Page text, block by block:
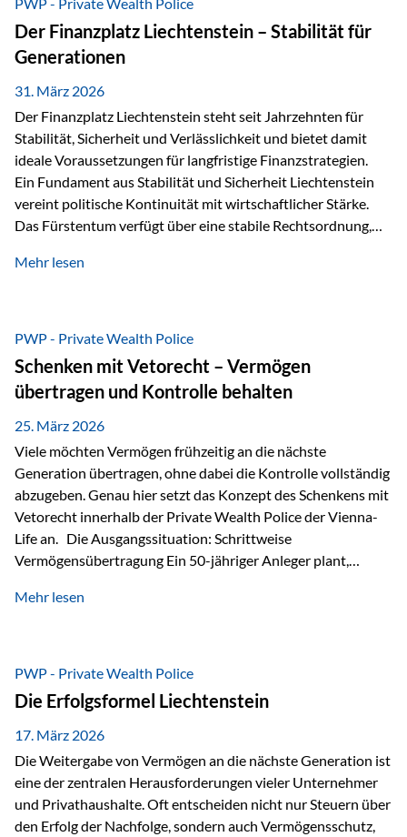
heißt das:Diese Gelder gehören im Konkursfall nicht zur
allgemeinen Konkursmasse, sondern werden ausschließlich
zur Erfüllung…
Der Finanzplatz Liechtenstein – Stabilität für
Generationen
31. März 2026
Der Finanzplatz Liechtenstein steht seit Jahrzehnten für
Stabilität, Sicherheit und Verlässlichkeit und bietet damit
ideale Voraussetzungen für langfristige Finanzstrategien.
Ein Fundament aus Stabilität und Sicherheit Liechtenstein
vereint politische Kontinuität mit wirtschaftlicher Stärke.
Das Fürstentum verfügt über eine stabile Rechtsordnung,
monarchischen Elementen basiert. Diese Struktur schafft
und Unternehmen. Ein wesentliches Merkmal ist die
Staatsfinanzierung: Liechtenstein weist keine
Staatsschulden auf, und der Schutz der wirtschaftlichen
Interessen der Bevölkerung ist in der Verfassung verankert.
Besonders hervorzuheben ist hierbei Artikel 14 der
liechtensteinischen Verfassung. Darin…
Mehr lesen
PWP - Private Wealth Police
Schenken mit Vetorecht – Vermögen
übertragen und Kontrolle behalten
25. März 2026
Viele möchten Vermögen frühzeitig an die nächste
Generation übertragen, ohne dabei die Kontrolle vollständig
abzugeben. Genau hier setzt das Konzept des Schenkens mit
Vetorecht innerhalb der Private Wealth Police der Vienna-
Life an. Die Ausgangssituation: Schrittweise
Vermögensübertragung Ein 50-jähriger Anleger plant,
der steuerliche Freibetrag optimal genutzt werden, sondern
strukturierte, langfristige Vermögensübertragung, ohne die
Kontrolle vollständig aus der Hand zu geben. Die Lösung:
Abschmelzung mit Vetorecht Die Umsetzung erfolgt über die
Private Wealth Police…
Mehr lesen
PWP - Private Wealth Police
Die Erfolgsformel Liechtenstein
17. März 2026
Die Weitergabe von Vermögen an die nächste Generation ist
eine der zentralen Herausforderungen vieler Unternehmer
und Privathaushalte. Oft entscheiden nicht nur Steuern über
den Erfolg der Nachfolge, sondern auch Vermögensschutz,